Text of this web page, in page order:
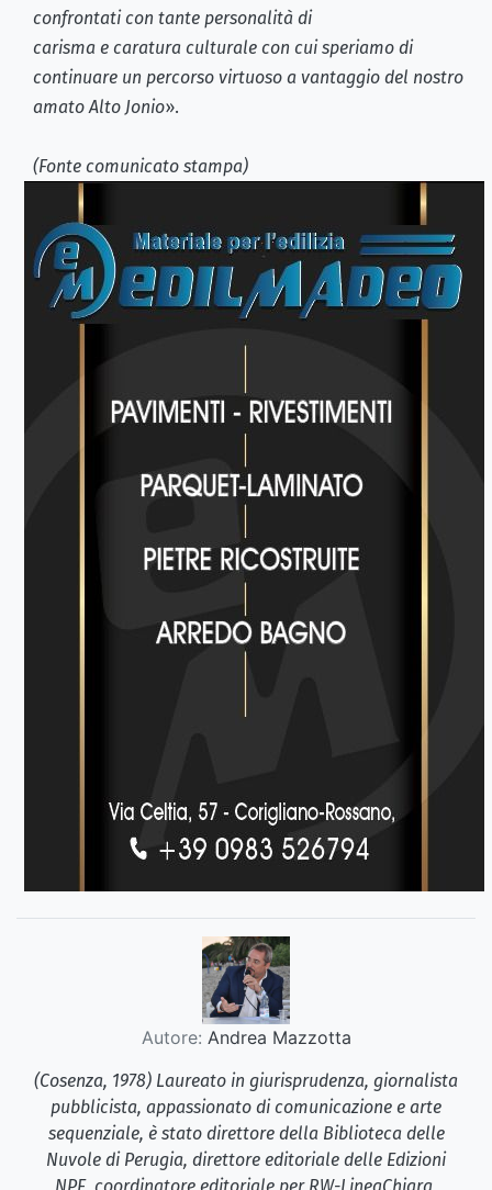
confrontati con tante personalità di
carisma e caratura culturale con cui speriamo di
continuare un percorso virtuoso a vantaggio del nostro
amato Alto Jonio».
(Fonte comunicato stampa)
Autore: Andrea Mazzotta
(Cosenza, 1978) Laureato in giurisprudenza, giornalista
pubblicista, appassionato di comunicazione e arte
sequenziale, è stato direttore della Biblioteca delle
Nuvole di Perugia, direttore editoriale delle Edizioni